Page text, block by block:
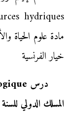
مادة علوم
خيار الفرنسية
المسلك الدولي